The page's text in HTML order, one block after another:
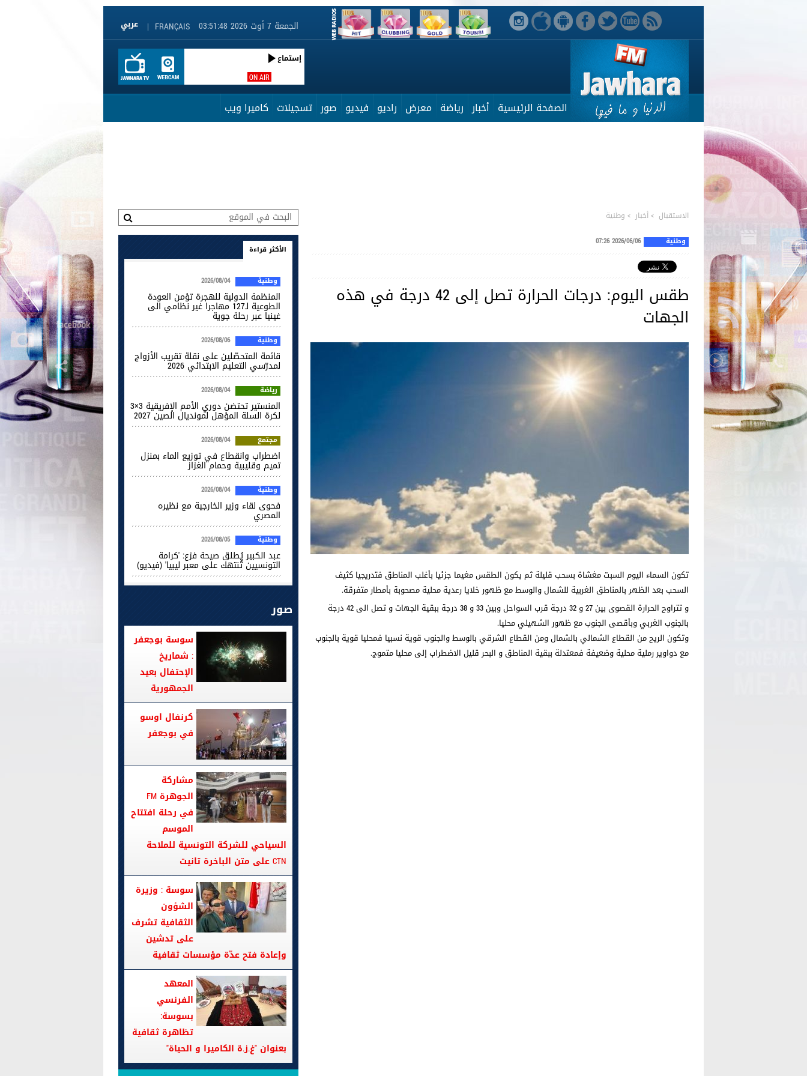
FRANÇAIS
| الجمعة 7 أوت 2026 03:51:48
ON AIR
إستماع
الصفحة الرئيسية أخبار رياضة معرض راديو فيديو صور تسجيلات كاميرا ويب
الاستقبال >أخبار > وطنية
وطنية 2026/06/06 07:26
طقس اليوم: درجات الحرارة تصل إلى 42 درجة في هذه
الجهات
تكون السماء اليوم السبت مغشاة بسحب قليلة ثم يكون الطقس مغيما جزئيا بأغلب المناطق فتدريجيا كثيف
السحب بعد الظهر بالمناطق الغربية للشمال والوسط مع ظهور خلايا رعدية محلية مصحوبة بأمطار متفرقة.
و تتراوح الحرارة القصوى بين 27 و 32 درجة قرب السواحل وبين 33 و 38 درجة ببقية الجهات و تصل الى 42 درجة
بالجنوب الغربي وبأقصى الجنوب مع ظهور الشهيلي محليا.
وتكون الريح من القطاع الشمالي بالشمال ومن القطاع الشرقي بالوسط والجنوب قوية نسبيا فمحليا قوية بالجنوب
مع دواوير رملية محلية وضعيفة فمعتدلة ببقية المناطق و البحر قليل الاضطراب إلى محليا متموج.
الأكثر قراءة
وطنية 2026/08/04
المنظمة الدولية للهجرة تؤمن العودة
الطوعية لـ127 مهاجرا غير نظامي الى
غينيا عبر رحلة جوية
وطنية 2026/08/06
قائمة المتحصّلين على نقلة تقريب الأزواج
لمدرّسي التعليم الابتدائي 2026
رياضة 2026/08/04
المنستير تحتضن دوري الأمم الإفريقية 3×3
لكرة السلة المؤهل لمونديال الصين 2027
مجتمع 2026/08/04
اضطراب وانقطاع في توزيع الماء بمنزل
تميم وقليبية وحمام الغزاز
وطنية 2026/08/04
فحوى لقاء وزير الخارجية مع نظيره
المصري
وطنية 2026/08/05
عبد الكبير يُطلق صيحة فزع: 'كرامة
التونسيين تُنتهك على معبر ليبيا' (فيديو)
صور
سوسة بوجعفر
: شماريخ
الإحتفال بعيد
الجمهورية
كرنفال اوسو
في بوجعفر
مشاركة
الجوهرة FM
في رحلة افتتاح
الموسم
السياحي للشركة التونسية للملاحة
CTN على متن الباخرة تانيت
سوسة : وزيرة
الشؤون
الثقافية تشرف
على تدشين
وإعادة فتح عدّة مؤسسات ثقافية
المعهد
الفرنسي
بسوسة:
تظاهرة ثقافية
بعنوان "غ.ز.ة الكاميرا و الحياة"